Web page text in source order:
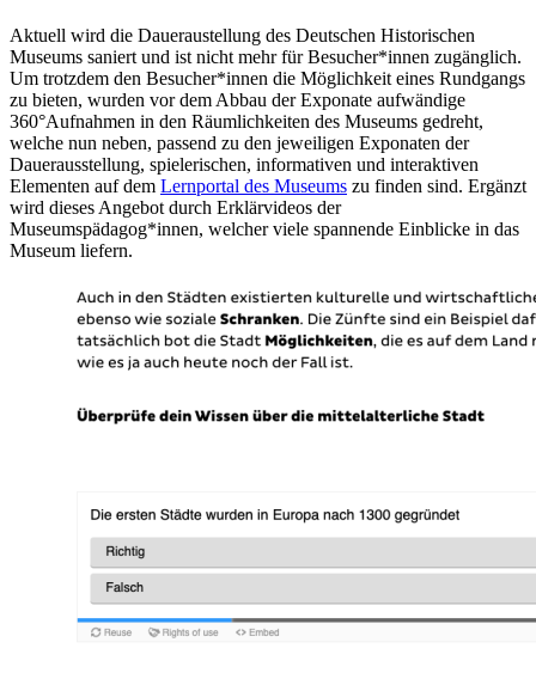
Aktuell wird die Daueraustellung des Deutschen Historischen
Museums saniert und ist nicht mehr für Besucher*innen zugänglich.
Um trotzdem den Besucher*innen die Möglichkeit eines Rundgangs
zu bieten, wurden vor dem Abbau der Exponate aufwändige
360°Aufnahmen in den Räumlichkeiten des Museums gedreht,
welche nun neben, passend zu den jeweiligen Exponaten der
Dauerausstellung, spielerischen, informativen und interaktiven
Elementen auf dem Lernportal des Museums zu finden sind. Ergänzt
wird dieses Angebot durch Erklärvideos der
Museumspädagog*innen, welcher viele spannende Einblicke in das
Museum liefern.